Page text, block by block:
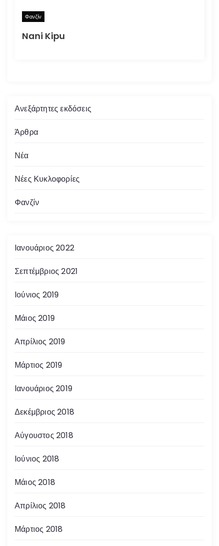
Φανζίν
Nani Kipu
Ανεξάρτητες εκδόσεις
Άρθρα
Νέα
Νέες Κυκλοφορίες
Φανζίν
Ιανουάριος 2022
Σεπτέμβριος 2021
Ιούνιος 2019
Μάιος 2019
Απρίλιος 2019
Μάρτιος 2019
Ιανουάριος 2019
Δεκέμβριος 2018
Αύγουστος 2018
Ιούνιος 2018
Μάιος 2018
Απρίλιος 2018
Μάρτιος 2018